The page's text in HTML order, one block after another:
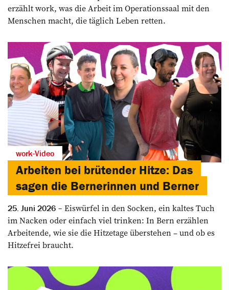
erzählt work, was die Arbeit im Operationssaal mit den
Menschen macht, die täglich Leben retten.
work-Video
Arbeiten bei brütender Hitze: Das
sagen die Bernerinnen und Berner
25. Juni 2026
Eiswürfel in den Socken, ein kaltes Tuch
im Nacken oder einfach viel trinken: In Bern erzählen
Arbeitende, wie sie die Hitzetage überstehen – und ob es
Hitzefrei braucht.